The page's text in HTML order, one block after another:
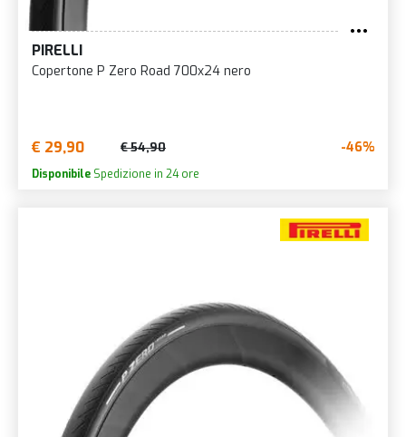
PIRELLI
Copertone P Zero Road 700x24 nero
€ 29,90 € 54,90 -46%
Disponibile Spedizione in 24 ore